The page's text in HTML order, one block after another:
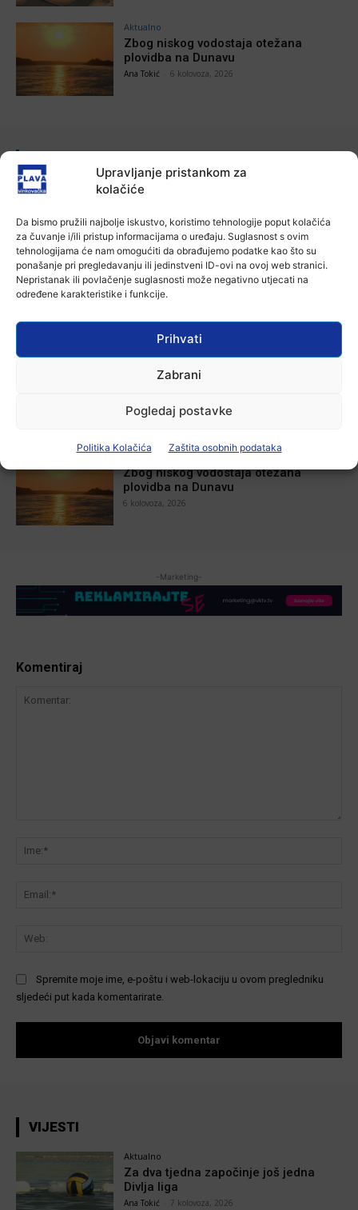
Upravljanje pristankom za
kolačiće
Da bismo pružili najbolje iskustvo, koristimo tehnologije poput kolačića
za čuvanje i/ili pristup informacijama o uređaju. Suglasnost s ovim
tehnologijama će nam omogućiti da obrađujemo podatke kao što su
ponašanje pri pregledavanju ili jedinstveni ID-ovi na ovoj web stranici.
Nepristanak ili povlačenje suglasnosti može negativno utjecati na
određene karakteristike i funkcije.
Prihvati
Zabrani
Pogledaj postavke
Politika Kolačića Zaštita osobnih podataka
Aktualno
Zbog niskog vodostaja otežana
plovidba na Dunavu
Ana Tokić 6 kolovoza, 2026
Aktualno
stotu godišnjicu djelovanja
7 kolovoza, 2026
Aktualno
Za dva tjedna započinje još jedna
7 kolovoza, 2026
U Županji održana Ljetna škola magije
Aktualno
Zbog niskog vodostaja otežana
plovidba na Dunavu
6 kolovoza, 2026
-Marketing-
Komentiraj
Spremite moje ime, e-poštu i web-lokaciju u ovom pregledniku
sljedeći put kada komentarirate.
VIJESTI
Aktualno
Za dva tjedna započinje još jedna
Divlja liga
Ana Tokić 7 kolovoza, 2026